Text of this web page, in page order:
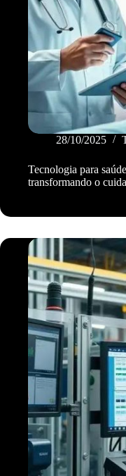
28/10/2025
Tecnologia para
transformando o